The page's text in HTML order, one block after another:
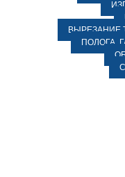
ВЫРЕЗАНИЕ
ПОЛОГА,